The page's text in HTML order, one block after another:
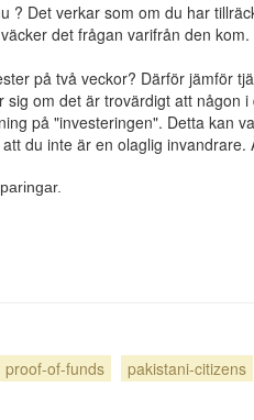
? Det verkar som om du har
det frågan varifrån den
på två veckor? Därför jämför
om det är trovärdigt att någon
på "investeringen". Detta kan
du inte är en olaglig
proof-of-funds pakistani-citizens